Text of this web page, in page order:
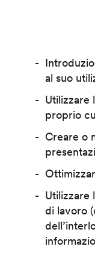
al suo
Utilizzare
proprio
Creare o
Utilizzare
di lavoro